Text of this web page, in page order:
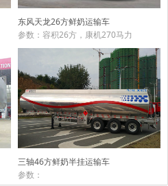
东风天龙26方鲜奶运输车
参数：容积26方，康机270马力
三轴46方鲜奶半挂运输车
参数：